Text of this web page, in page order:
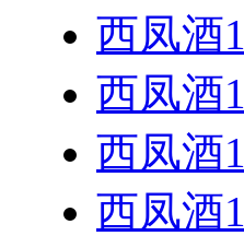
西凤酒
西凤酒
西凤酒
西凤酒